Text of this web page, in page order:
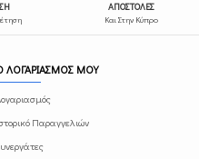
ΑΠΟΣΤΟΛΕΣ
Και Στην Κύπρο
ΛΟΓΑΡΙΑΣΜΟΣ ΜΟΥ
Παραγγελιών